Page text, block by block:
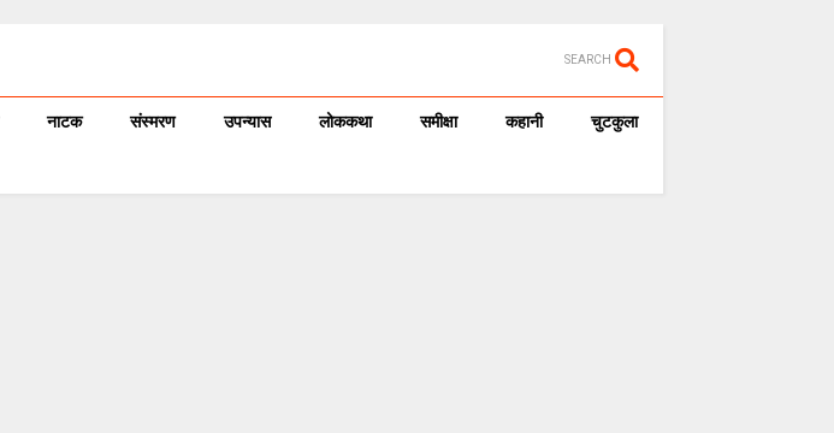
SEARCH
नाटक संस्मरण उपन्यास लोककथा समीक्षा कहानी चुटकुला